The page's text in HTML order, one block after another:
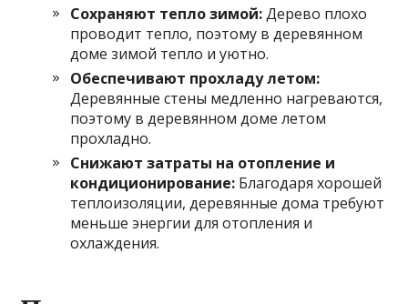
Сохраняют тепло зимой:Дерево плохо
проводит тепло, поэтому в деревянном
доме зимой тепло и уютно.
Обеспечивают прохладу летом:
Деревянные стены медленно нагреваются,
поэтому в деревянном доме летом
прохладно.
Снижают затраты на отопление и
кондиционирование: Благодаря хорошей
теплоизоляции, деревянные дома требуют
меньше энергии для отопления и
охлаждения.